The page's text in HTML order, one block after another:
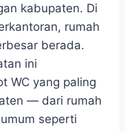
kabupaten. Di
rumah
berada.
ini
WC yang paling
— dari rumah
seperti